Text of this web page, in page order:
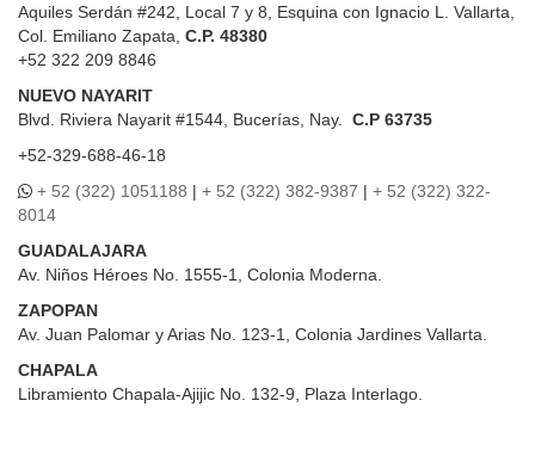
Aquiles Serdán #242, Local 7 y 8, Esquina con Ignacio L. Vallarta,
Col. Emiliano Zapata, C.P. 48380
+52 322 209 8846
NUEVO NAYARIT
Blvd.
Riviera Nayarit #1544, Bucerías, Nay. C.P 63735
+52-329-688-46-18
+ 52 (322) 1051188 | + 52 (322) 382-9387 | + 52 (322) 322-
8014
GUADALAJARA
Av. Niños Héroes No. 1555-1, Colonia Moderna.
ZAPOPAN
Av. Juan Palomar y Arias No. 123-1, Colonia Jardines Vallarta.
CHAPALA
Libramiento Chapala-Ajijic No. 132-9, Plaza Interlago.